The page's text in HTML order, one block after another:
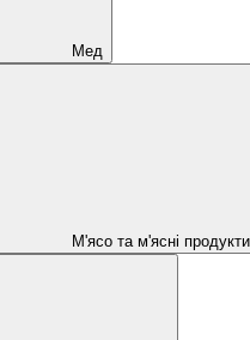
Мед
М'ясо та м'ясні продукти